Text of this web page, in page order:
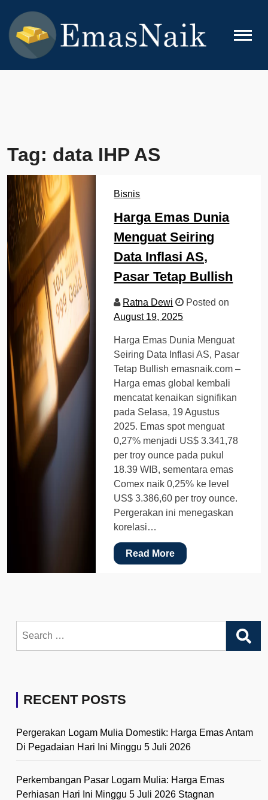
content
EMASNAIK
Topik Seputar Emas
Tag: data IHP AS
Bisnis
Harga Emas Dunia
Menguat Seiring
Data Inflasi AS,
Pasar Tetap Bullish
Ratna Dewi
Posted on
August 19, 2025
Harga Emas Dunia Menguat
Seiring Data Inflasi AS, Pasar
Tetap Bullish emasnaik.com –
Harga emas global kembali
mencatat kenaikan signifikan
pada Selasa, 19 Agustus
2025. Emas spot menguat
0,27% menjadi US$ 3.341,78
per troy ounce pada pukul
18.39 WIB, sementara emas
Comex naik 0,25% ke level
US$ 3.386,60 per troy ounce.
Pergerakan ini menegaskan
korelasi…
Read More
for:
RECENT POSTS
Pergerakan Logam Mulia Domestik: Harga Emas Antam
Di Pegadaian Hari Ini Minggu 5 Juli 2026
Perkembangan Pasar Logam Mulia: Harga Emas
Perhiasan Hari Ini Minggu 5 Juli 2026 Stagnan